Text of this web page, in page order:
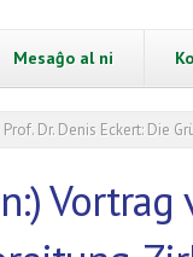
Mesaĝo al ni
Dr. Denis Eckert: Die
Vortrag